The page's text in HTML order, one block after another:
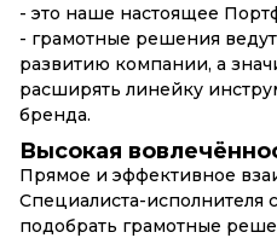
- это наше настоящее
- грамотные решения
развитию компании, а
расширять линейку
бренда.
Высокая
Прямое и эффективное
Специалиста-исполнителя
подобрать грамотные